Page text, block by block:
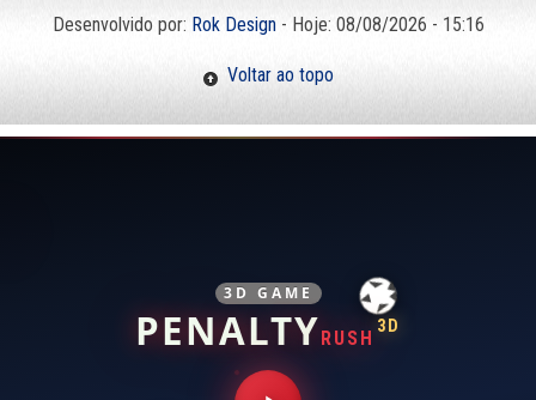
Desenvolvido por: Rok Design- Hoje: 08/08/2026 - 15:16
Voltar ao topo
3D GAME
PENALTYRUSH
3D